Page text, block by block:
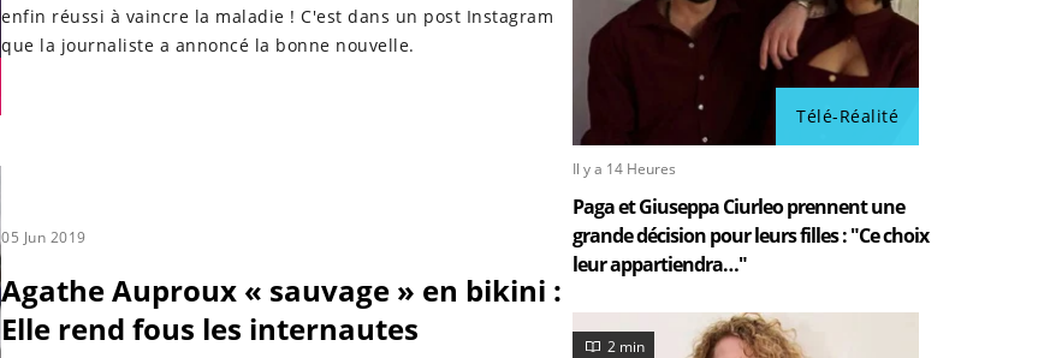
enfin réussi à vaincre la maladie ! C'est dans un post Instagram
que la journaliste a annoncé la bonne nouvelle.
05 Jun 2019
Agathe Auproux « sauvage » en bikini :
Elle rend fous les internautes
Télé-Réalité
Il y a 14 Heures
Paga et Giuseppa Ciurleo prennent une
grande décision pour leurs filles : "Ce choix
leur appartiendra…"
2 min